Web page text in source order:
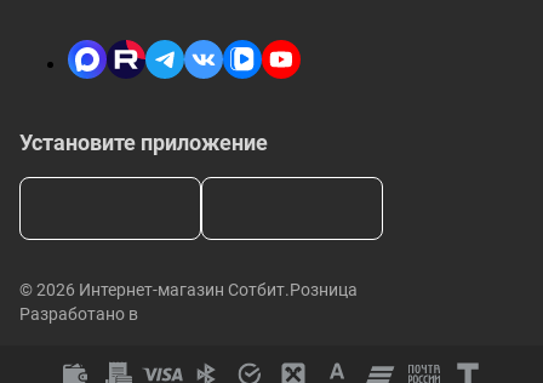
Установите приложение
© 2026 Интернет-магазин Сотбит.Розница
Разработано в